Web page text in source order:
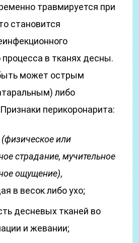
травмируется при
становится
процесса в тканях десны.
может острым
либо
перикоронарита:
(физическое или
страдание, мучительное
ощущение),
в весок либо ухо;
десневых тканей во
и жевании;